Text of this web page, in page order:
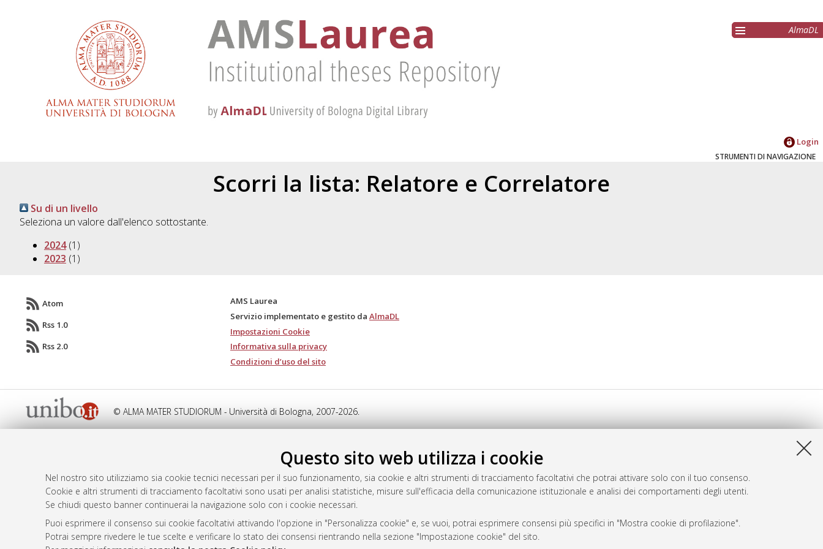
Questo sito web utilizza i cookie
Nel nostro sito utilizziamo sia cookie tecnici necessari per il suo funzionamento, sia cookie e altri strumenti di tracciamento facoltativi che potrai attivare solo con il tuo consenso.
Cookie e altri strumenti di tracciamento facoltativi sono usati per analisi statistiche, misure sull'efficacia della comunicazione istituzionale e analisi dei comportamenti degli utenti.
Se chiudi questo banner continuerai la navigazione solo con i cookie necessari.
Puoi esprimere il consenso sui cookie facoltativi attivando l'opzione in "Personalizza cookie" e, se vuoi, potrai esprimere consensi più specifici in "Mostra cookie di profilazione".
Potrai sempre rivedere le tue scelte e verificare lo stato dei consensi rientrando nella sezione "Impostazione cookie" del sito.
AlmaDL
Login
STRUMENTI DI NAVIGAZIONE
Scorri la lista: Relatore e Correlatore
Su di un livello
Seleziona un valore dall'elenco sottostante.
2024(1)
2023 (1)
Atom
Rss 1.0
Rss 2.0
AMS Laurea
Servizio implementato e gestito da AlmaDL
Impostazioni Cookie
Informativa sulla privacy
Condizioni d’uso del sito
© ALMA MATER STUDIORUM - Università di Bologna, 2007-2026.